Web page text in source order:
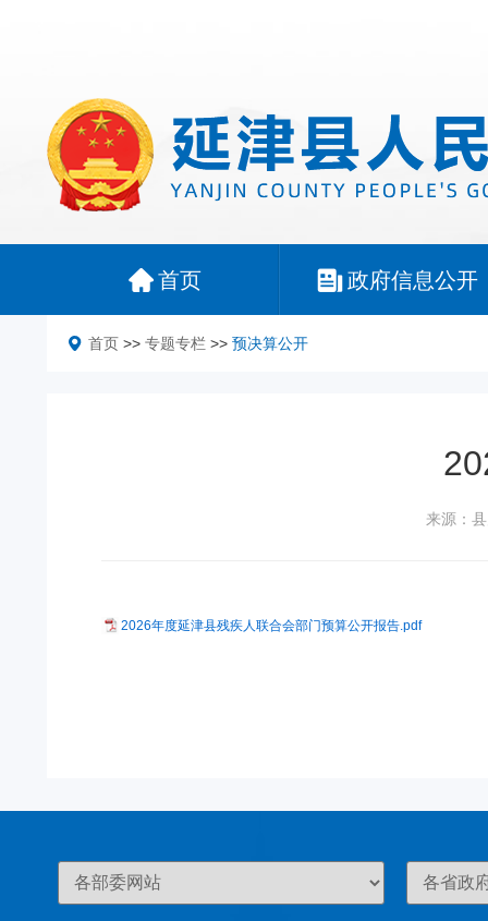
首页 政府信息公开
首页 >> 专题专栏 >> 预决算公开
来源：
2026年度延津县残疾人联合会部门预算公开报告.pdf